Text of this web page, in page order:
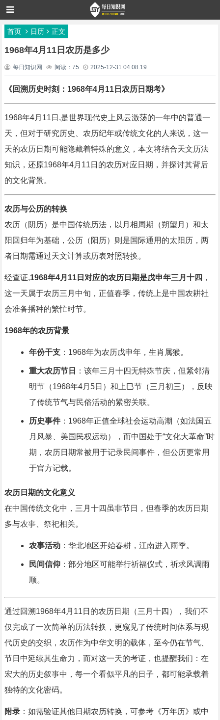
首页 日历 正文
1968年4月11日农历是多少
每日知识网 阅读：75 2025-12-31 04:08:19
《回溯历史时刻：1968年4月11日农历日期考》
1968年4月11日,是世界现代史上风云激荡的一年中的普通一
天，但对于研究历史、农历纪年或传统文化的人来说，这一
天的农历日期可能隐藏着特殊的意义，本文将结合天文历法
知识，还原1968年4月11日的农历对应日期，并探讨其背后
的文化背景。
农历与公历的转换
农历（阴历）是中国传统历法，以月相周期（朔望月）和太
阳回归年为基础，公历（阳历）则是国际通用的太阳历，两
者日期需通过天文计算或历表对照转换。
经查证,1968年4月11日对应的农历日期是戊申年三月十四 ，
这一天属于农历三月中旬，正值春季，传统上是中国农耕社
会准备播种的繁忙时节。
1968年的农历背景
年份干支：1968年为农历戊申年，生肖属猴。
重大农历节日
：该年三月十四无特殊节庆，但紧邻清
明节（1968年4月5日）和上巳节（三月初三），反映
了传统节气与民俗活动的紧密关联。
历史事件：1968年正值全球社会运动高潮（如法国五
月风暴、美国民权运动），而中国处于“文化大革命”时
期，农历日期常被用于记录民间事件，但公历更常用
于官方记载。
农历日期的文化意义
在中国传统文化中，三月十四虽非节日，但春季的农历日期
多与农事、祭祀相关。
农事活动：华北地区开始春耕，江南进入雨季。
民间信仰：部分地区可能举行祈福仪式，祈求风调雨
顺。
通过回溯1968年4月11日的农历日期（三月十四），我们不
仅完成了一次简单的历法转换，更窥见了传统时间体系与现
代历史的交织，农历作为中华文明的载体，至今仍在节气、
节日中延续其生命力，而对这一天的考证，也提醒我们：在
宏大的历史叙事中，每一个看似平凡的日子，都可能承载着
独特的文化密码。
附录：如需验证其他日期农历转换，可参考《万年历》或中